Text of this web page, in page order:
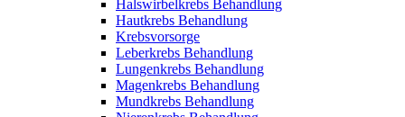
Halswirbelkrebs Behandlung
Hautkrebs Behandlung
Krebsvorsorge
Leberkrebs Behandlung
Lungenkrebs Behandlung
Magenkrebs Behandlung
Mundkrebs Behandlung